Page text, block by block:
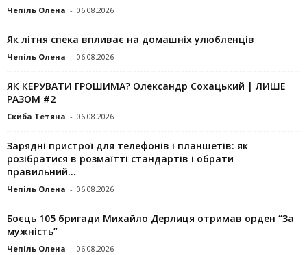
Чепіль Олена - 06.08.2026
Як літня спека впливає на домашніх улюбленців
Чепіль Олена - 06.08.2026
ЯК КЕРУВАТИ ГРОШИМА? Олександр Сохацький | ЛИШЕ
РАЗОМ #2
Скиба Тетяна - 06.08.2026
Зарядні пристрої для телефонів і планшетів: як
розібратися в розмаїтті стандартів і обрати
правильний...
Чепіль Олена - 06.08.2026
Боєць 105 бригади Михайло Дерлиця отримав орден “За
мужність”
Чепіль Олена - 06.08.2026